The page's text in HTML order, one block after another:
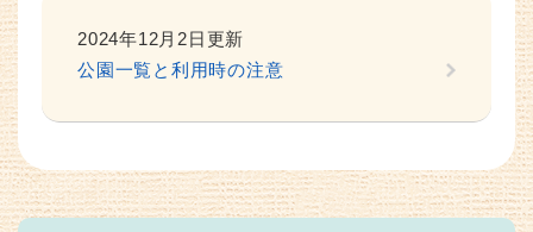
2024年12月2日更新
公園一覧と利用時の注意